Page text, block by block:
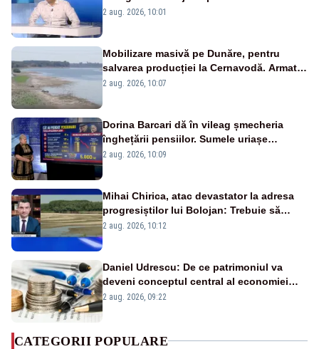
catastrofă pentru bănci și fondurile de
2 aug. 2026, 10:01
Mobilizare masivă pe Dunăre, pentru
salvarea producției la Cernavodă. Armata
va detona o stâncă și va devia apa
2 aug. 2026, 10:07
Dorina Barcari dă în vileag șmecheria
înghețării pensiilor. Sumele uriașe
pierdute de fiecare român
2 aug. 2026, 10:09
Mihai Chirica, atac devastator la adresa
progresiștilor lui Bolojan: Trebuie să
protejăm și natura, dar nu șținem omaneii
2 aug. 2026, 10:12
Daniel Udrescu: De ce patrimoniul va
deveni conceptul central al economiei
viitoare?
2 aug. 2026, 09:22
CATEGORII POPULARE